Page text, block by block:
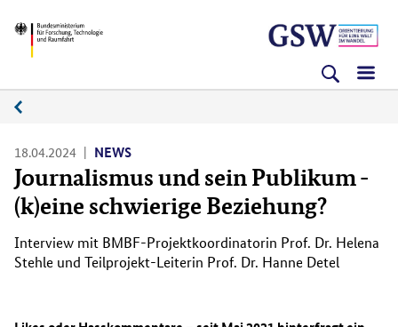
zum
(Eingabetaste)
zum
(Eingabetaste)
zur
(Eingabetaste)
BMFTR
18.04.2024 NEWS
Journalismus und sein Publikum -
(k)eine schwierige Beziehung?
Interview mit BMBF-Projektkoordinatorin Prof. Dr. Helena
Stehle und Teilprojekt-Leiterin Prof. Dr. Hanne Detel